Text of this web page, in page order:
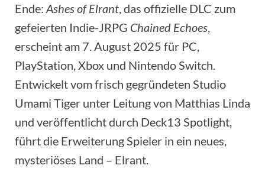
Ende: Ashes of Elrant, das offizielle DLC zum
gefeierten Indie-JRPG Chained Echoes,
erscheint am 7. August 2025 für PC,
PlayStation, Xbox und Nintendo Switch.
Entwickelt vom frisch gegründeten Studio
Umami Tiger unter Leitung von Matthias Linda
und veröffentlicht durch Deck13 Spotlight,
führt die Erweiterung Spieler in ein neues,
mysteriöses Land – Elrant.